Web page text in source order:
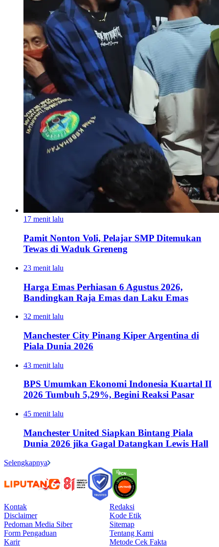
17 menit lalu
Pamit Nonton Voli, Pelajar SMP Ditemukan
Tewas di Waduk Greneng
23 menit lalu
Harga Emas Perhiasan 6 Agustus 2026,
Bandingkan Raja Emas dan Laku Emas
32 menit lalu
Manchester City Pinang Kiper Argentina di
Piala Dunia 2026
43 menit lalu
BPS Umumkan Ekonomi Indonesia Kuartal II
2026 Tumbuh 5,29%, Begini Reaksi Pasar
45 menit lalu
Manchester United Siapkan Bintang Piala
Dunia 2026 jika Gagal Datangkan Lewis Hall
Selengkapnya
Kontak
Redaksi
Disclaimer
Kode Etik
Pedoman Media Siber
Sitemap
Form Pengaduan
Tentang Kami
Karir
Metode Cek Fakta